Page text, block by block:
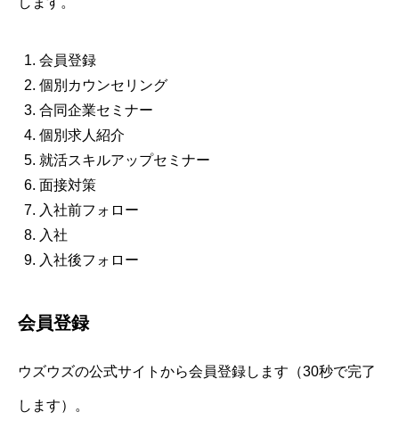
会員登録
個別カウンセリング
合同企業セミナー
個別求人紹介
就活スキルアップセミナー
面接対策
入社前フォロー
入社
入社後フォロー
会員登録
ウズウズの公式サイトから会員登録します（30秒で完了
します）。